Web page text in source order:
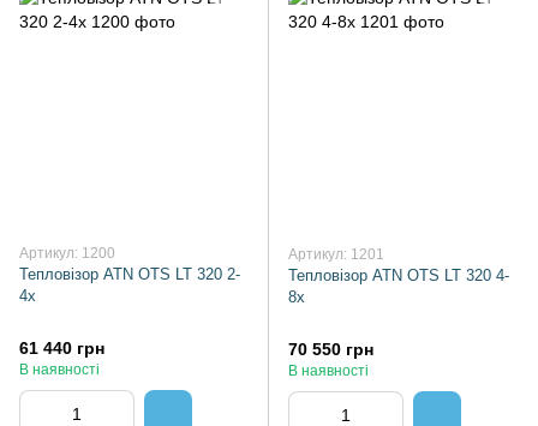
Артикул: 1200
Тепловізор ATN OTS LT 320 2-
4x
61 440 грн
В наявності
Артикул: 1201
Тепловізор ATN OTS LT 320 4-
8x
70 550 грн
В наявності